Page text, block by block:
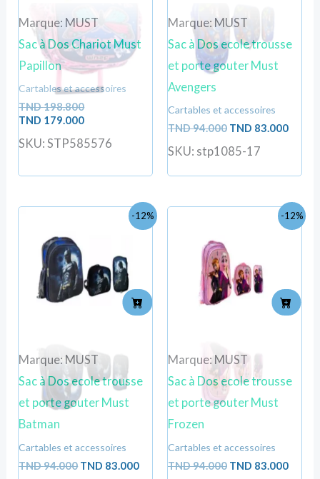
Marque: MUST
Sac à Dos Chariot Must
Papillon
Cartables et accessoires
TND198.800
TND 179.000
SKU: STP585576
Marque: MUST
Sac à Dos ecole trousse
et porte gouter Must
Avengers
Cartables et accessoires
TND94.000 TND 83.000
SKU: stp1085-17
-12%
Marque: MUST
Sac à Dos ecole trousse
et porte gouter Must
Batman
Cartables et accessoires
TND94.000
était :
TND
94.000.
TND 83.000
Le
prix
-12%
Marque: MUST
Sac à Dos ecole trousse
et porte gouter Must
Frozen
Cartables et accessoires
TND94.000
était :
TND
94.000.
TND 83.000
Le
prix